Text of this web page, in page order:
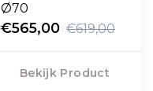
Ø70
€565,00 €619,00
Bekijk Product